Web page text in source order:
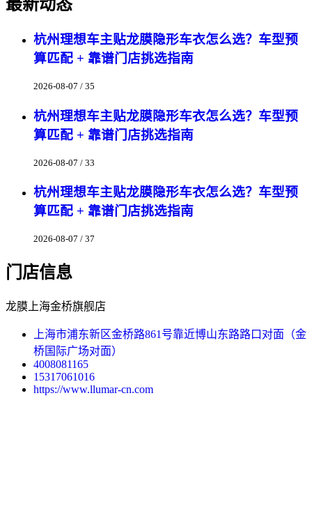
最新动态
杭州理想车主贴龙膜隐形车衣怎么选？车型预
算匹配 + 靠谱门店挑选指南
2026-08-07 / 35
杭州理想车主贴龙膜隐形车衣怎么选？车型预
算匹配 + 靠谱门店挑选指南
2026-08-07 / 33
杭州理想车主贴龙膜隐形车衣怎么选？车型预
算匹配 + 靠谱门店挑选指南
2026-08-07 / 37
门店信息
龙膜上海金桥旗舰店
上海市浦东新区金桥路861号靠近博山东路路口对面（金
桥国际广场对面）
4008081165
15317061016
https://www.llumar-cn.com